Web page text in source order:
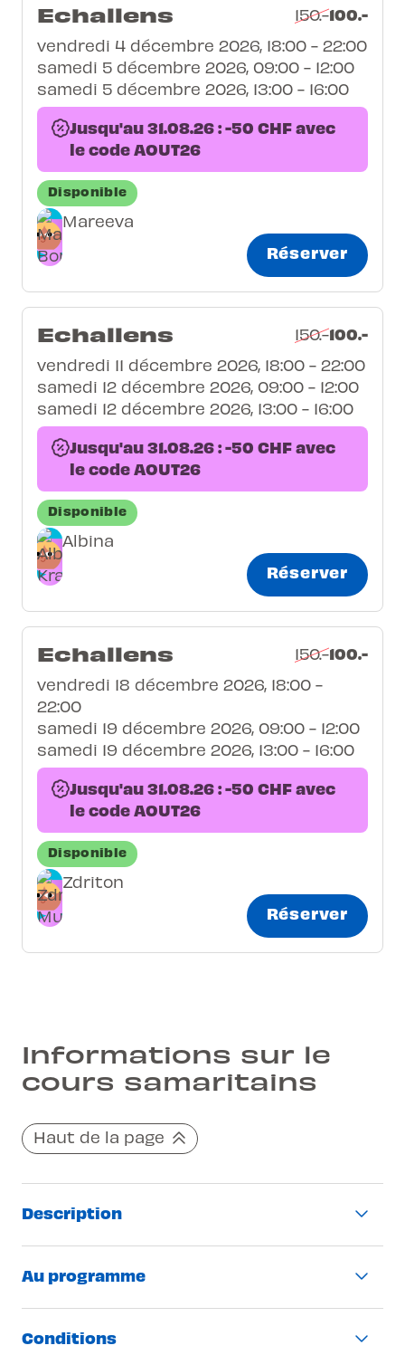
Echallens 150.-100.-
vendredi 4 décembre 2026, 18:00 - 22:00
samedi 5 décembre 2026, 09:00 - 12:00
samedi 5 décembre 2026, 13:00 - 16:00
Jusqu'au 31.08.26 : -50 CHF avec
le code AOUT26
Disponible
Mareeva
Réserver
Echallens 150.-100.-
vendredi 11 décembre 2026, 18:00 - 22:00
samedi 12 décembre 2026, 09:00 - 12:00
samedi 12 décembre 2026, 13:00 - 16:00
Jusqu'au 31.08.26 : -50 CHF avec
le code AOUT26
Disponible
Albina
Réserver
Echallens 150.-100.-
vendredi 18 décembre 2026, 18:00 -
22:00
samedi 19 décembre 2026, 09:00 - 12:00
samedi 19 décembre 2026, 13:00 - 16:00
Jusqu'au 31.08.26 : -50 CHF avec
le code AOUT26
Disponible
Zdriton
Réserver
Informations sur le
cours samaritains
Haut de la page
Description
Cours obligatoire pour aller à l’examen
Valable 6 ans
Au programme
Apprendre les premiers gestes qui
Conditions